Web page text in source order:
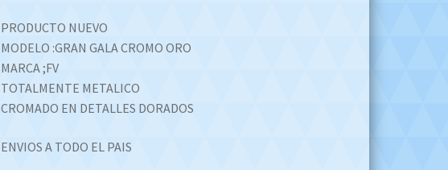
PRODUCTO NUEVO
MODELO :GRAN GALA CROMO ORO
MARCA ;FV
TOTALMENTE METALICO
CROMADO EN DETALLES DORADOS
ENVIOS A TODO EL PAIS